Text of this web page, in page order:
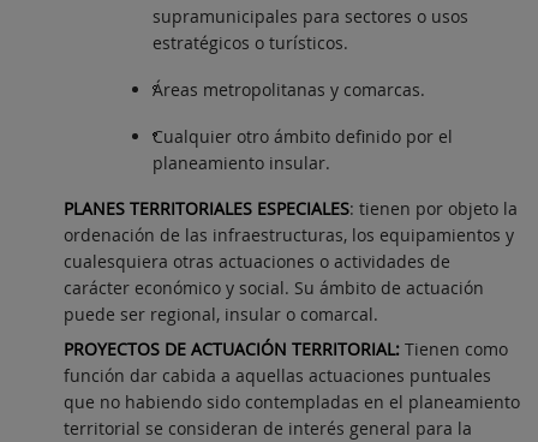
supramunicipales para sectores o usos
estratégicos o turísticos.
Áreas metropolitanas y comarcas.
Cualquier otro ámbito definido por el
planeamiento insular.
PLANES TERRITORIALES ESPECIALES: tienen por objeto la
ordenación de las infraestructuras, los equipamientos y
cualesquiera otras actuaciones o actividades de
carácter económico y social. Su ámbito de actuación
puede ser regional, insular o comarcal.
PROYECTOS DE ACTUACIÓN TERRITORIAL: Tienen como
función dar cabida a aquellas actuaciones puntuales
que no habiendo sido contempladas en el planeamiento
territorial se consideran de interés general para la